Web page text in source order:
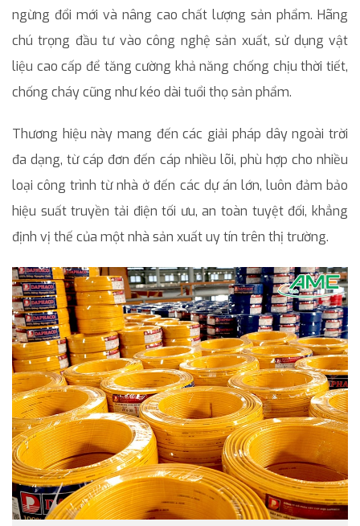
ngừng đổi mới và nâng cao chất lượng sản phẩm. Hãng
chú trọng đầu tư vào công nghệ sản xuất, sử dụng vật
liệu cao cấp để tăng cường khả năng chống chịu thời tiết,
chống cháy cũng như kéo dài tuổi thọ sản phẩm.
Thương hiệu này mang đến các giải pháp dây ngoài trời
đa dạng, từ cáp đơn đến cáp nhiều lõi, phù hợp cho nhiều
loại công trình từ nhà ở đến các dự án lớn, luôn đảm bảo
hiệu suất truyền tải điện tối ưu, an toàn tuyệt đối, khẳng
định vị thế của một nhà sản xuất uy tín trên thị trường.